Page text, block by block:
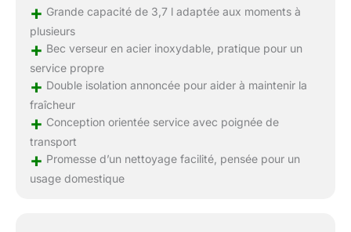
+ Grande capacité de 3,7 l adaptée aux moments à
plusieurs
+ Bec verseur en acier inoxydable, pratique pour un
service propre
+ Double isolation annoncée pour aider à maintenir la
fraîcheur
+ Conception orientée service avec poignée de
transport
+ Promesse d’un nettoyage facilité, pensée pour un
usage domestique